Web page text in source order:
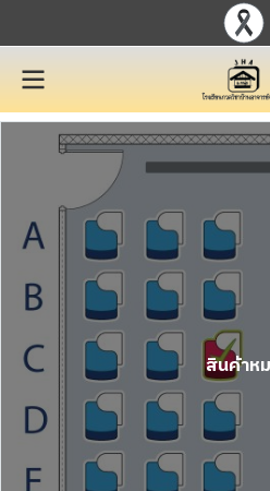
สินค้าห